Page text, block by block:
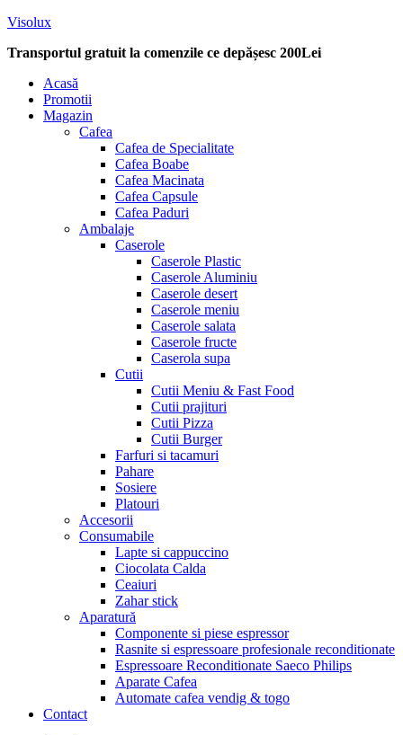
Visolux
Transportul gratuit la comenzile ce depășesc 200Lei
Menu
Acasă
Promotii
Magazin
Cafea
Cafea de Specialitate
Cafea Boabe
Cafea Macinata
Cafea Capsule
Cafea Paduri
Ambalaje
Caserole
Caserole Plastic
Caserole Aluminiu
Caserole desert
Caserole meniu
Caserole salata
Caserole fructe
Caserola supa
Cutii
Cutii Meniu & Fast Food
Cutii prajituri
Cutii Pizza
Cutii Burger
Farfuri si tacamuri
Pahare
Sosiere
Platouri
Accesorii
Consumabile
Lapte si cappuccino
Ciocolata Calda
Ceaiuri
Zahar stick
Aparatură
Componente si piese espressor
Rasnite si espressoare profesionale reconditionate
Espressoare Reconditionate Saeco Philips
Aparate Cafea
Automate cafea vendig & togo
Contact